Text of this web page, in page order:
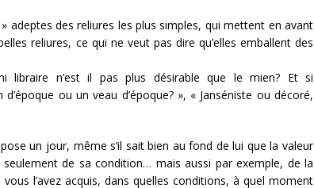
adeptes des reliures les plus simples, qui mettent en avant
reliures, ce qui ne veut pas dire qu’elles emballent des
libraire n’est il pas plus désirable que le mien? Et si
ou un veau d’époque? », « Janséniste ou décoré,
un jour, même s’il sait bien au fond de lui que la valeur
seulement de sa condition… mais aussi par exemple, de la
l’avez acquis, dans quelles conditions, à quel moment